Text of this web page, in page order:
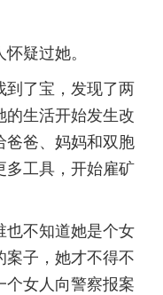
疑过她。
了宝，发现了两
的生活开始发生改
爸爸、妈妈和双胞
多工具，开始雇矿
不知道她是个女
案子，她才不得不
女人向警察报案